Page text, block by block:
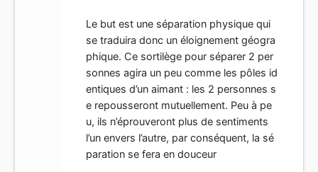
Le but est une séparation physique qui
se traduira donc un éloignement géogra
phique. Ce sortilège pour séparer 2 per
sonnes agira un peu comme les pôles id
entiques d’un aimant : les 2 personnes s
e repousseront mutuellement. Peu à pe
u, ils n’éprouveront plus de sentiments
l’un envers l’autre, par conséquent, la sé
paration se fera en douceur